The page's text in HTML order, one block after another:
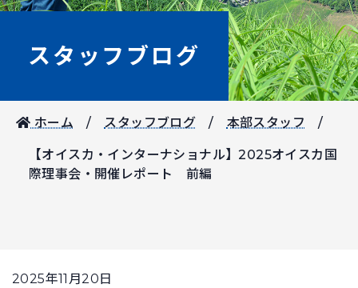
スタッフブログ
ホーム スタッフブログ 本部スタッフ
【オイスカ・インターナショナル】2025オイスカ国
際理事会・開催レポート 前編
2025年11月20日